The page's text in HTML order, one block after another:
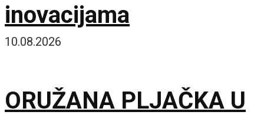
inovacijama
10.08.2026
ORUŽANA PLJAČKA U